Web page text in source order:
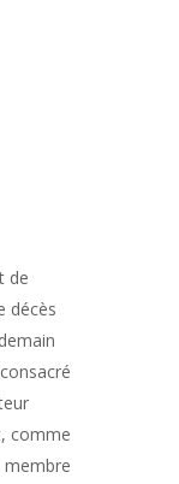
de
décès
comme
membre